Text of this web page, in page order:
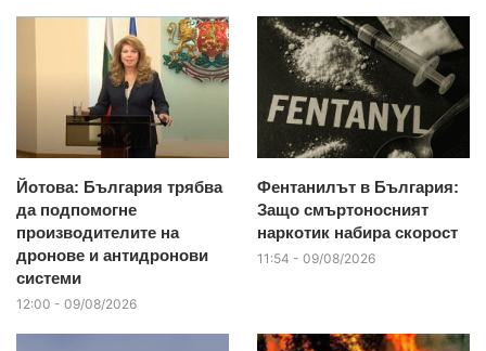
Йотова: България трябва
да подпомогне
производителите на
дронове и антидронови
системи
12:00 - 09/08/2026
Фентанилът в България:
Защо смъртоносният
наркотик набира скорост
11:54 - 09/08/2026